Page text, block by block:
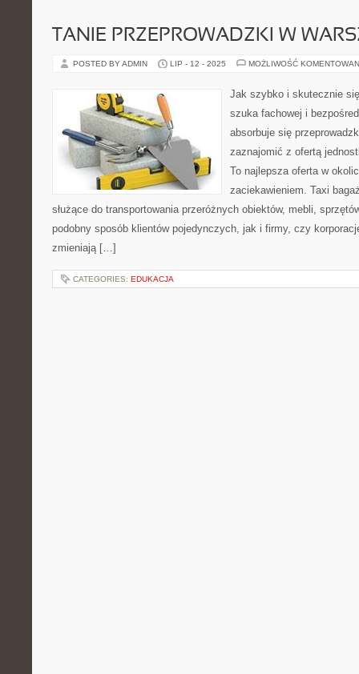
TANIE PRZEPROWADZKI W
POSTED BY ADMIN LIP - 12 - 2025 MOŻLIWOŚĆ
Jak szybko i skutecznie
szuka fachowej i
absorbuje się
zaznajomić z ofertą
To najlepsza oferta w
zaciekawieniem. Taxi
służące do transportowania przeróżnych obiektów, mebli,
podobny sposób klientów pojedynczych, jak i firmy, czy
zmieniają […]
CATEGORIES: EDUKACJA